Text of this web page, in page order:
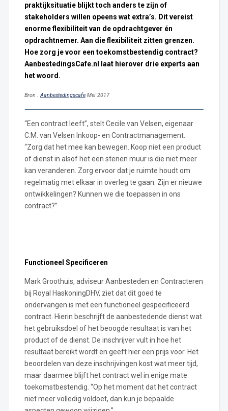
praktijksituatie blijkt toch anders te zijn of
stakeholders willen opeens wat extra’s. Dit vereist
enorme flexibiliteit van de opdrachtgever én
opdrachtnemer. Aan die flexibiliteit zitten grenzen.
Hoe zorg je voor een toekomstbestendig contract?
AanbestedingsCafe.nl laat hierover drie experts aan
het woord.
Bron :AanbestedingscafeMei 2017
“Een contract leeft”, stelt Cecile van Velsen, eigenaar
C.M. van Velsen Inkoop- en Contractmanagement.
“Zorg dat het mee kan bewegen. Koop niet een product
of dienst in alsof het een stenen muur is die niet meer
kan veranderen. Zorg ervoor dat je ruimte houdt om
regelmatig met elkaar in overleg te gaan. Zijn er nieuwe
ontwikkelingen? Kunnen we die toepassen in ons
contract?”
Functioneel Specificeren
Mark Groothuis, adviseur Aanbesteden en Contracteren
bij Royal HaskoningDHV, ziet dat dit goed te
ondervangen is met een functioneel gespecificeerd
contract. Hierin beschrijft de aanbestedende dienst wat
het gebruiksdoel of het beoogde resultaat is van het
product of de dienst. De inschrijver vult in hoe het
resultaat bereikt wordt en geeft hier een prijs voor. Het
beoordelen van deze inschrijvingen kost wat meer tijd,
maar daarmee blijft het contract wel in enige mate
toekomstbestendig. “Op het moment dat het contract
niet meer volledig voldoet, dan kun je bepaalde